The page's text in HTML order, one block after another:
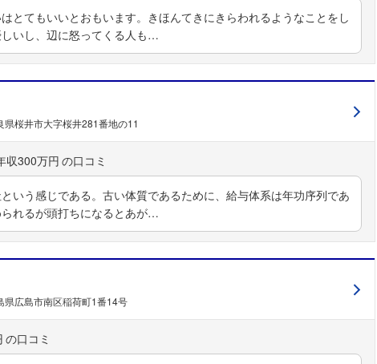
とてもいいとおもいます。きほんてきにきらわれるようなことをし
いし、辺に怒ってくる人も…
県桜井市大字桜井281番地の11
収300万円
いう感じである。古い体質であるために、給与体系は年功序列であ
れるが頭打ちになるとあが…
県広島市南区稲荷町1番14号